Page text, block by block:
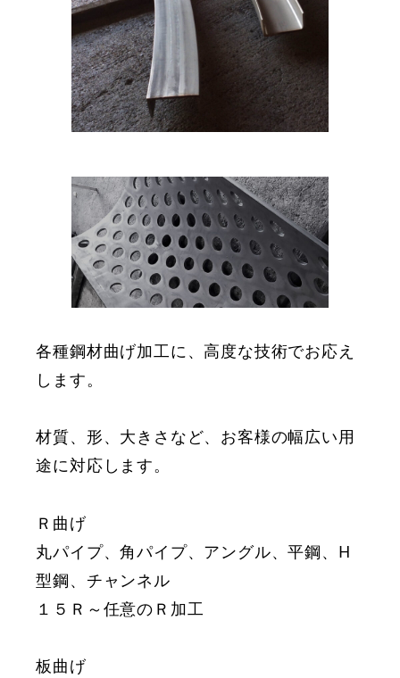
各種鋼材曲げ加工に、高度な技術でお応え
します。
材質、形、大きさなど、お客様の幅広い用
途に対応します。
Ｒ曲げ
丸パイプ、角パイプ、アングル、平鋼、H
型鋼、チャンネル
１５Ｒ～任意のＲ加工
板曲げ